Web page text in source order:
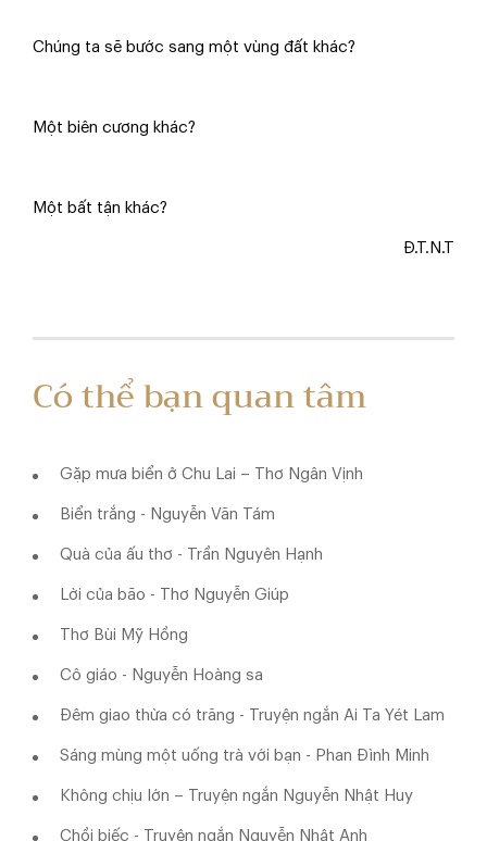
Chúng ta sẽ bước sang một vùng đất khác?
Một biên cương khác?
Một bất tận khác?
Đ.T.N.T
Có thể bạn quan tâm
Gặp mưa biển ở Chu Lai – Thơ Ngân Vịnh
Biển trắng - Nguyễn Văn Tám
Quà của ấu thơ - Trần Nguyên Hạnh
Lời của bão - Thơ Nguyễn Giúp
Thơ Bùi Mỹ Hồng
Cô giáo - Nguyễn Hoàng sa
Đêm giao thừa có trăng - Truyện ngắn Ai Ta Yét Lam
Sáng mùng một uống trà với bạn - Phan Đình Minh
Không chịu lớn – Truyện ngắn Nguyễn Nhật Huy
Chồi biếc - Truyện ngắn Nguyễn Nhật Anh